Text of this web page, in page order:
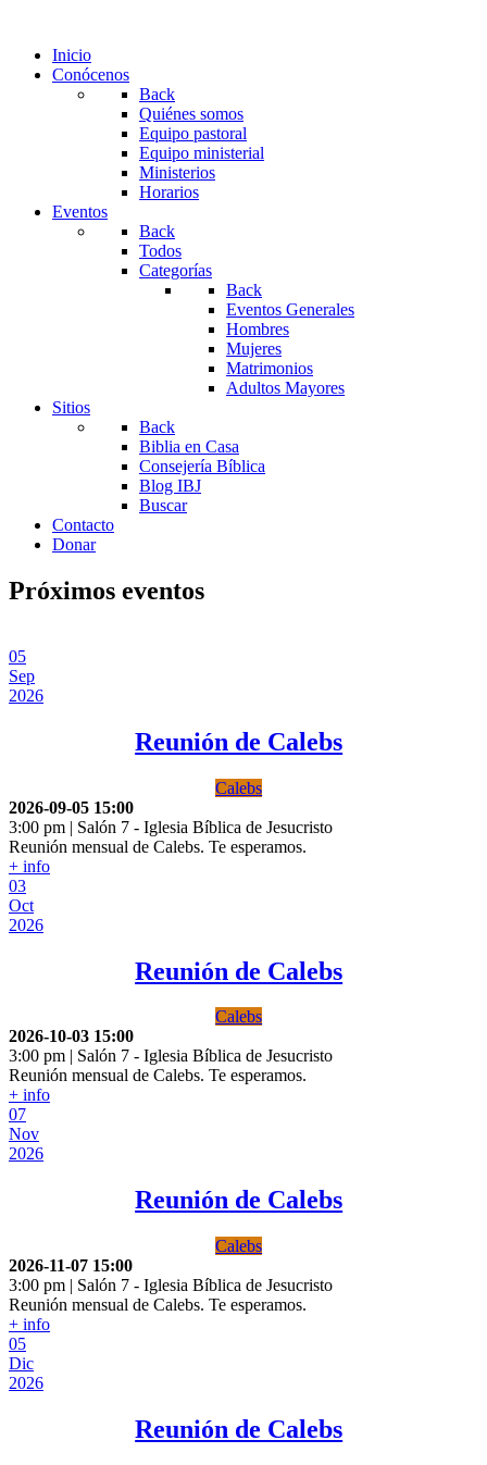
Inicio
Conócenos
Back
Quiénes somos
Equipo pastoral
Equipo ministerial
Ministerios
Horarios
Eventos
Back
Todos
Categorías
Back
Eventos Generales
Hombres
Mujeres
Matrimonios
Adultos Mayores
Sitios
Back
Biblia en Casa
Consejería Bíblica
Blog IBJ
Buscar
Contacto
Donar
Próximos eventos
05
Sep
2026
Reunión de Calebs
Calebs
2026-09-05 15:00
3:00 pm | Salón 7 - Iglesia Bíblica de Jesucristo
Reunión mensual de Calebs. Te esperamos.
+ info
03
Oct
2026
Reunión de Calebs
Calebs
2026-10-03 15:00
3:00 pm | Salón 7 - Iglesia Bíblica de Jesucristo
Reunión mensual de Calebs. Te esperamos.
+ info
07
Nov
2026
Reunión de Calebs
Calebs
2026-11-07 15:00
3:00 pm | Salón 7 - Iglesia Bíblica de Jesucristo
Reunión mensual de Calebs. Te esperamos.
+ info
05
Dic
2026
Reunión de Calebs